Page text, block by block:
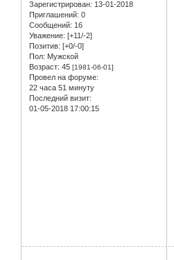
Зарегистрирован: 13-01-2018
Приглашений: 0
Сообщений: 16
Уважение: [+11/-2]
Позитив: [+0/-0]
Пол: Мужской
Возраст: 45 [1981-06-01]
Провел на форуме:
22 часа 51 минуту
Последний визит:
01-05-2018 17:00:15